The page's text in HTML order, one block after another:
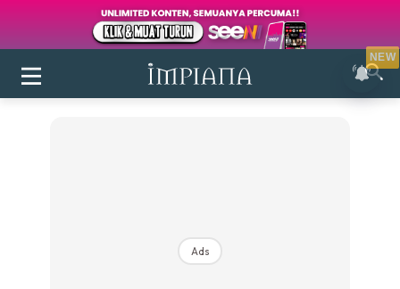
Login|Register
Ads
NEW